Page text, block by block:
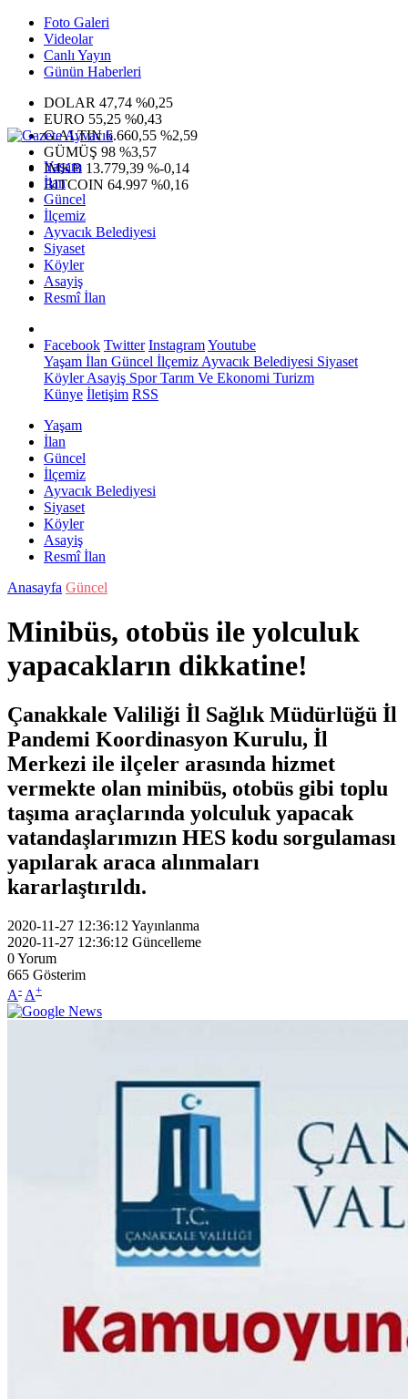
Foto Galeri
Videolar
Canlı Yayın
Günün Haberleri
DOLAR 47,74 %0,25
EURO 55,25 %0,43
G.ALTIN6.660,55 %2,59
GÜMÜŞ 98 %3,57
IMKB 13.779,39 %-0,14
BITCOIN 64.997 %0,16
Yaşam
İlan
Güncel
İlçemiz
Ayvacık Belediyesi
Siyaset
Köyler
Asayiş
Resmî İlan
Facebook Twitter InstagramYoutube
Yaşam İlan Güncel İlçemiz Ayvacık Belediyesi Siyaset
KöylerAsayiş SporTarım Ve Ekonomi Turizm
Künye İletişim RSS
Yaşam
İlan
Güncel
İlçemiz
Ayvacık Belediyesi
Siyaset
Köyler
Asayiş
Resmî İlan
Anasayfa Güncel
Minibüs, otobüs ile yolculuk
yapacakların dikkatine!
Çanakkale Valiliği İl Sağlık Müdürlüğü İl
Pandemi Koordinasyon Kurulu, İl
Merkezi ile ilçeler arasında hizmet
vermekte olan minibüs, otobüs gibi toplu
taşıma araçlarında yolculuk yapacak
vatandaşlarımızın HES kodu sorgulaması
yapılarak araca alınmaları
kararlaştırıldı.
2020-11-27 12:36:12 Yayınlanma
2020-11-27 12:36:12 Güncelleme
0Yorum
665 Gösterim
A- A+